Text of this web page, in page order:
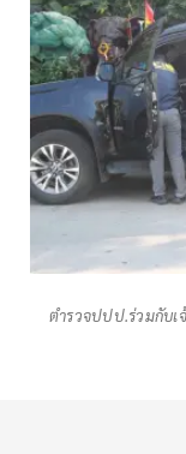
ตำรวจปปป.ร่วมกับ